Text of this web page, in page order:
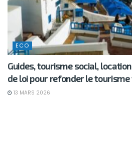
ECO
Guides, tourisme social,
de loi pour refonder le
13 MARS 2026